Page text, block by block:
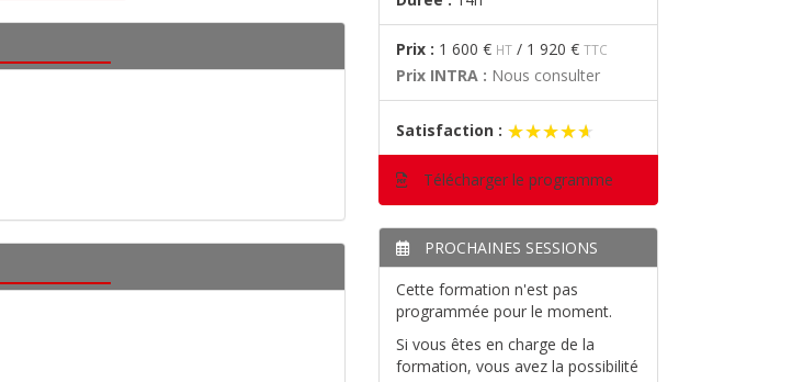
Prix : 1 600 € HT / 1 920 € TTC
Prix INTRA : Nous consulter
Satisfaction : ★★★★★
★★★★★
Télécharger le programme
PROCHAINES SESSIONS
Cette formation n'est pas
programmée pour le moment.
Si vous êtes en charge de la
formation, vous avez la possibilité